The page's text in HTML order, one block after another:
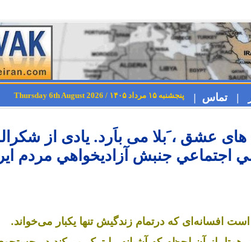
| تماس | پنجشنبه ۱۵ مرداد ۱۴۰۵ / Thursday 6th August 2026
عشق ، َبلا می باَرد. یادی از
اجتماعي جنبش آزاديخواهي مردم
افسانه‌ای که درتمام زندگیش تنها یکبار می‌‌خواند.